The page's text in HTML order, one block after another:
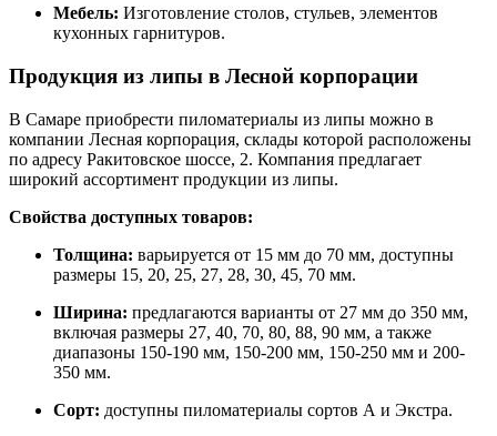
Мебель: Изготовление столов, стульев, элементов
кухонных гарнитуров.
Продукция из липы в Лесной корпорации
В Самаре приобрести пиломатериалы из липы можно в
компании Лесная корпорация, склады которой расположены
по адресу Ракитовское шоссе, 2. Компания предлагает
широкий ассортимент продукции из липы.
Свойства доступных товаров:
Толщина: варьируется от 15 мм до 70 мм, доступны
размеры 15, 20, 25, 27, 28, 30, 45, 70 мм.
Ширина: предлагаются варианты от 27 мм до 350 мм,
включая размеры 27, 40, 70, 80, 88, 90 мм, а также
диапазоны 150-190 мм, 150-200 мм, 150-250 мм и 200-
350 мм.
Сорт: доступны пиломатериалы сортов А и Экстра.